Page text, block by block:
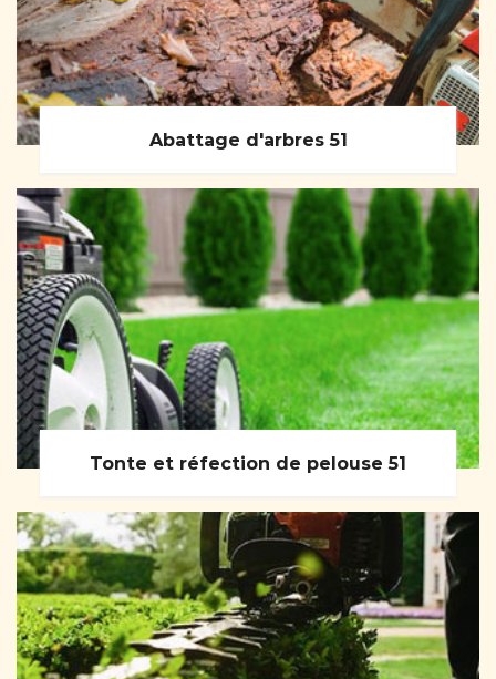
Abattage d'arbres 51
Tonte et réfection de pelouse 51